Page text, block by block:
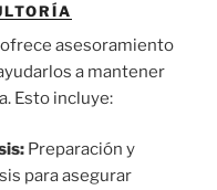
asesoramiento
a mantener
Esto incluye:
Preparación y
para asegurar